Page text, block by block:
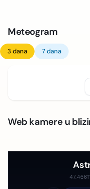
Meteogram
3 dana 7 dana
Web kamere u